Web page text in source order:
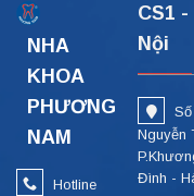
NHA
KHOA
PHƯƠNG
NAM
Hotline
CS1 -
Nội
Nguyễn
Đình -